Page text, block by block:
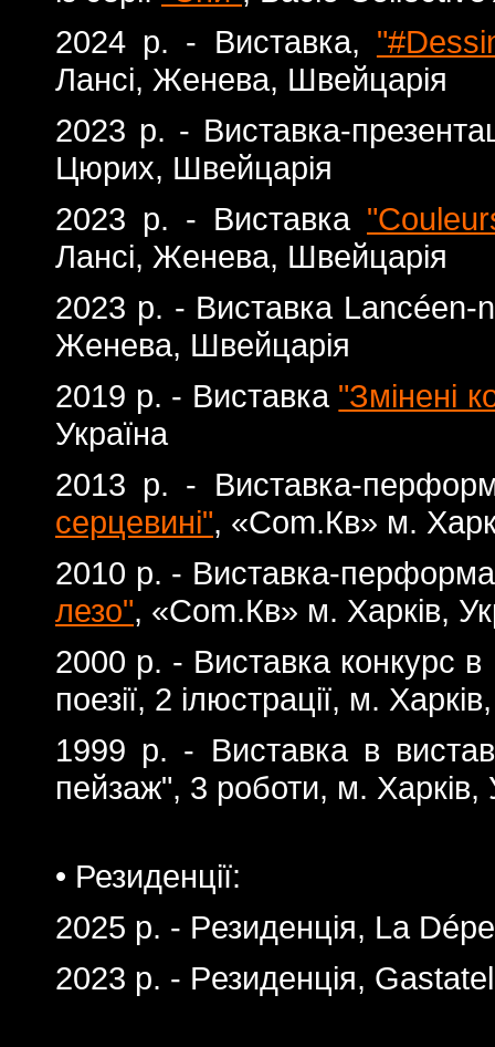
2024 р. - Виставка,
Лансі, Женева, Швейцарія
2023 р. - Виставка-
Цюрих, Швейцарія
2023 р. - Виставка
Лансі, Женева, Швейцарія
2023 р. - Виставка Lancéen-
Женева, Швейцарія
2019 р. - Виставка "Змінені
Україна
2013 р. - Виставка-
серцевині", «Com.Кв» м.
2010 р. - Виставка-
лезо", «Com.Кв» м. Харків,
2000 р. - Виставка конкурс
поезії, 2 ілюстрації, м.
1999 р. - Виставка в
пейзаж", 3 роботи, м. Харків,
• Резиденції:
2025 р. - Pезиденція, La
2023 р. - Pезиденція,